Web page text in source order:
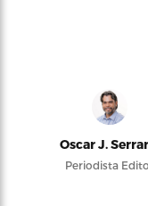
Oscar J.
Periodista